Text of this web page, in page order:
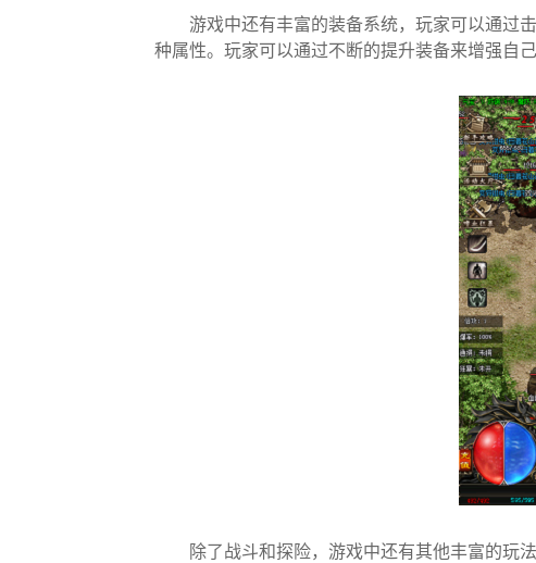
游戏中还有丰富的装备系统，玩家可以通过
种属性。玩家可以通过不断的提升装备来增强自
除了战斗和探险，游戏中还有其他丰富的玩